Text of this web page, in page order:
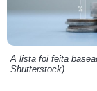
A lista foi feita
Shutterstock)